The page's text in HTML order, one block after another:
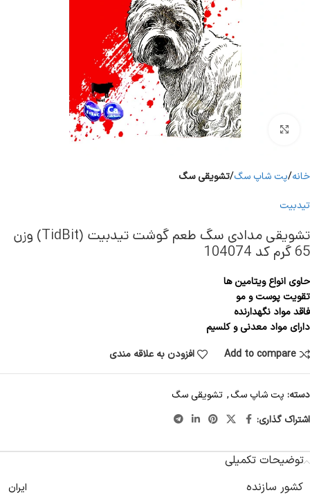
برای بزرگنمایی کلیک کنید
خانه پت شاپ سگ تشویقی سگ
تیدبیت
تشویقی مدادی سگ طعم گوشت تیدبیت (TidBit) وزن
65 گرم کد 104074
حاوی انواع ویتامین ها
تقویت پوست و مو
فاقد مواد نگهدارنده
دارای مواد معدنی و کلسیم
Add to compare
افزودن به علاقه مندی
دسته: پت شاپ سگ, تشویقی سگ
اشتراک گذاری:
توضیحات تکمیلی
کشور سازنده
ایران